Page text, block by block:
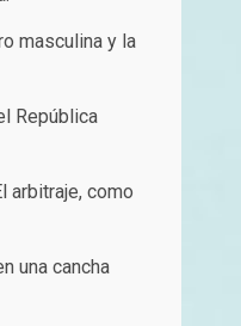
masculina y la
República
arbitraje, como
una cancha